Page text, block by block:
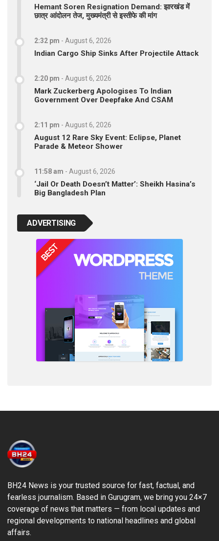
Hemant Soren Resignation Demand: झारखंड में
छात्र आंदोलन तेज, मुख्यमंत्री से इस्तीफे की मांग
2:32 pm - August 6, 2026
Indian Cargo Ship Sinks After Projectile Attack
2:20 pm - August 6, 2026
Mark Zuckerberg Apologises To Indian
Government Over Deepfake And CSAM
2:11 pm - August 6, 2026
August 12 Rare Sky Event: Eclipse, Planet
Parade & Meteor Shower
11:58 am - August 6, 2026
‘Jail Or Death Doesn’t Matter’: Sheikh Hasina’s
Big Bangladesh Plan
ADVERTISING
BH24 News is your trusted source for fast, factual, and
fearless journalism. Based in Gurugram, we bring you 24×7
coverage of news that matters — from local updates and
regional developments to national headlines and global
affairs.